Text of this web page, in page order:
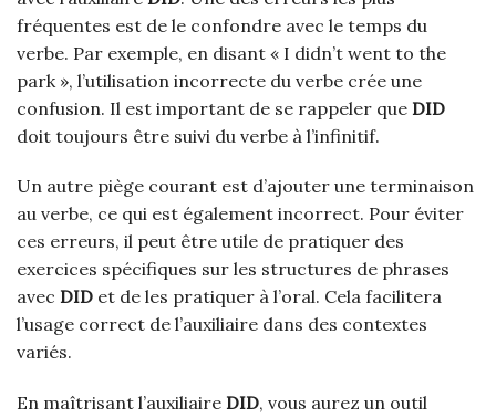
fréquentes est de le confondre avec le temps du
verbe. Par exemple, en disant « I didn’t went to the
park », l’utilisation incorrecte du verbe crée une
confusion. Il est important de se rappeler que DID
doit toujours être suivi du verbe à l’infinitif.
Un autre piège courant est d’ajouter une terminaison
au verbe, ce qui est également incorrect. Pour éviter
ces erreurs, il peut être utile de pratiquer des
exercices spécifiques sur les structures de phrases
avec DID et de les pratiquer à l’oral. Cela facilitera
l’usage correct de l’auxiliaire dans des contextes
variés.
En maîtrisant l’auxiliaire DID, vous aurez un outil